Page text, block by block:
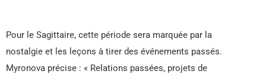
Pour le Sagittaire, cette période sera marquée par la
nostalgie et les leçons à tirer des événements passés.
Myronova précise : « Relations passées, projets de